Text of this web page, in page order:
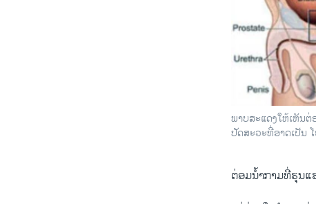
ພາບສະແດງໃຫ້ເຫັນ
ປັດສະວະທີ່ອາດເປັນ
ຕ່ອມ​ນກາມທີ່​ຮຸນ​ແ